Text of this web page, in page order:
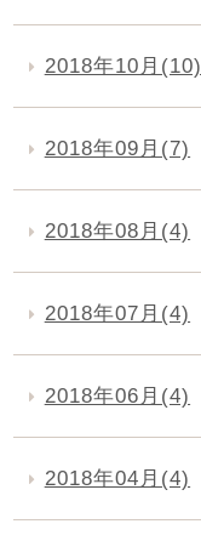
2018年10月(10)
2018年09月(7)
2018年08月(4)
2018年07月(4)
2018年06月(4)
2018年04月(4)